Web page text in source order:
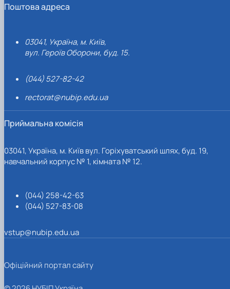
Поштова адреса
03041, Україна, м. Київ,
вул. Героїв Оборони, буд. 15.
(044) 527-82-42
rectorat@nubip.edu.ua
Приймальна комісія
03041, Україна, м. Київ вул. Горіхуватський шлях, буд. 19,
навчальний корпус № 1, кімната № 12.
(044) 258-42-63
(044) 527-83-08
vstup@nubip.edu.ua
Офіційний портал сайту